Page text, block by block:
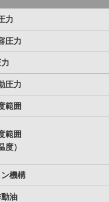
力
圧力
圧力
範囲
範囲
度）
機構
油